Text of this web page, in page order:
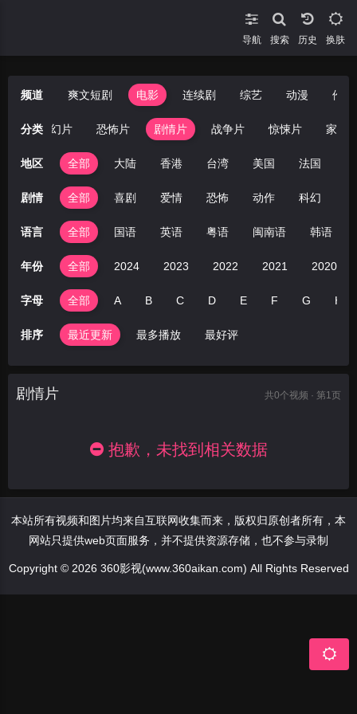
导航 搜索 换肤
频道 爽文短剧 电影 连续剧 综艺 动漫 伦理
分类科幻片 恐怖片 剧情片 战争片 惊悚片 家庭
地区 全部 大陆 香港 台湾 美国 法国
剧情 全部 喜剧 爱情 恐怖 动作 科幻
语言 全部 国语 英语 粤语 闽南语 韩语
年份 全部 2024 2023 2022 2021 2020
字母 全部 A B C D E F G H
排序 最近更新 最多播放 最好评
剧情片 共0个视频 · 第1页
抱歉，未找到相关数据
本站所有视频和图片均来自互联网收集而来，版权归原创者所有，本
网站只提供web页面服务，并不提供资源存储，也不参与录制
Copyright © 2026 360影视(www.360aikan.com) All Rights Reserved